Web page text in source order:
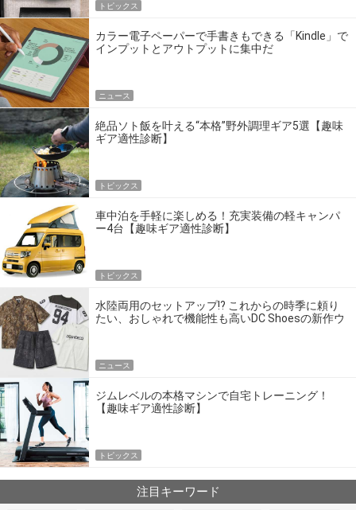
トピックス
カラー電子ペーパーで手書きもできる「Kindle」で
インプットとアウトプットに集中だ
ニュース
絶品ソト飯を叶える“本格”野外調理ギア5選【趣味
ギア適性診断】
トピックス
車中泊を手軽に楽しめる！充実装備の軽キャンパ
ー4台【趣味ギア適性診断】
トピックス
水陸両用のセットアップ!? これからの時季に頼り
たい、おしゃれで機能性も高いDC Shoesの新作ウ
ニュース
ジムレベルの本格マシンで自宅トレーニング！
【趣味ギア適性診断】
トピックス
注目キーワード